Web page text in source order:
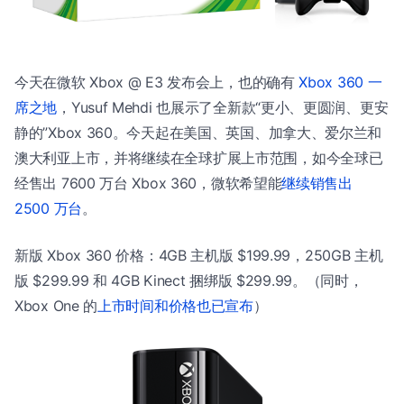
今天在微软 Xbox @ E3 发布会上，也的确有Xbox 360 一
席之地 ，Yusuf Mehdi 也展示了全新款“更小、更圆润、更安
静的”Xbox 360。今天起在美国、英国、加拿大、爱尔兰和
澳大利亚上市，并将继续在全球扩展上市范围，如今全球已
经售出 7600 万台 Xbox 360，微软希望能继续销售出
2500 万台。
新版 Xbox 360 价格：4GB 主机版 $199.99，250GB 主机
版 $299.99 和 4GB Kinect 捆绑版 $299.99。（同时，
Xbox One 的上市时间和价格也已宣布）